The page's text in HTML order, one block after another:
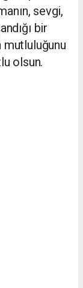
sevgi,
bir
mutluluğunu
olsun.